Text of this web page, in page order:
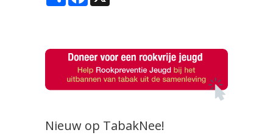
Nieuw op TabakNee!